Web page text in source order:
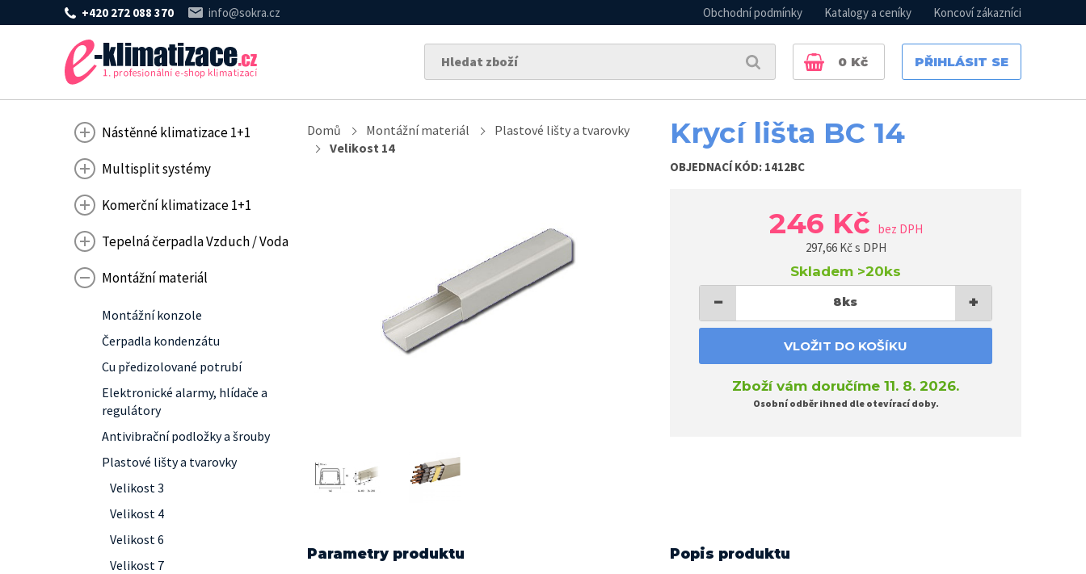
+420 272 088 370 info@sokra.cz Obchodní podmínky Katalogy a ceníky Koncoví zákazníci
PŘIHLÁSIT SE
0 Kč
Nástěnné klimatizace 1+1
Multisplit systémy
Komerční klimatizace 1+1
Tepelná čerpadla Vzduch / Voda
Montážní materiál
Montážní konzole
Čerpadla kondenzátu
Cu předizolované potrubí
Elektronické alarmy, hlídače a
regulátory
Antivibrační podložky a šrouby
Plastové lišty a tvarovky
Velikost 3
Velikost 4
Velikost 6
Velikost 7
Domů Montážní materiál
Plastové lišty a tvarovky
Velikost 14
Krycí lišta BC 14
OBJEDNACÍ KÓD: 1412BC
246 Kč bez DPH
297,66Kč s DPH
Skladem >20ks
− 8ks +
VLOŽIT DO KOŠÍKU
Zboží vám doručíme 11. 8. 2026.
Osobní odběr ihned dle otevírací doby.
Parametry produktu Popis produktu